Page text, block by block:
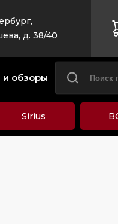
д. 38/40
и обзоры
Sirius